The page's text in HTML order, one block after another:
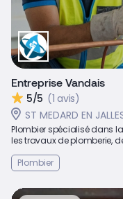
Entreprise Vandais
5/5 (1 avis)
ST MEDARD EN
Plombier spécialisé dans
les travaux de plomberie,
Plombier